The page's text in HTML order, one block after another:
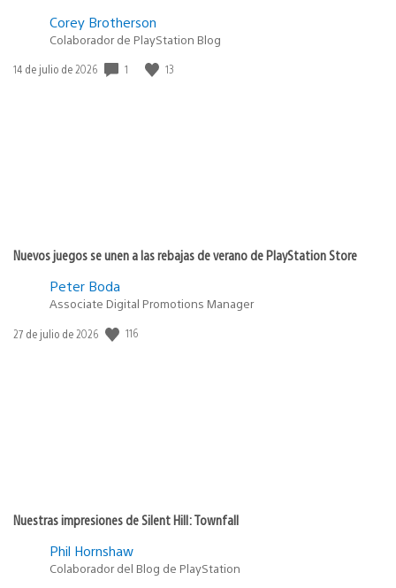
Corey Brotherson
Colaborador de PlayStation Blog
Fecha
14 de julio de 2026 1 13
Nuevos juegos se unen a las rebajas de verano de PlayStation Store
Peter Boda
Associate Digital Promotions Manager
Fecha
27 de julio de 2026 116
Nuestras impresiones de Silent Hill: Townfall
Phil Hornshaw
Colaborador del Blog de PlayStation